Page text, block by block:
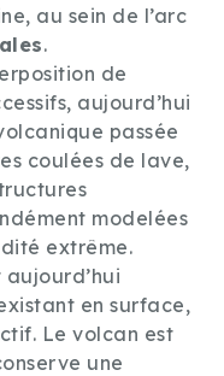
au sein de l’arc
.
de
aujourd’hui
passée
coulées de lave,
modelées
extrême.
en surface,
Le volcan est
une